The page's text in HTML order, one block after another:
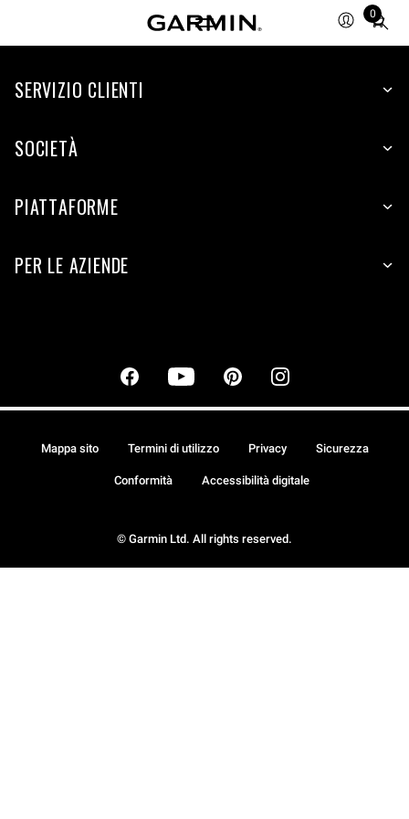
0
Total
SERVIZIO CLIENTI
SOCIETÀ
PIATTAFORME
PER LE AZIENDE
© Garmin Ltd. All rights reserved.
Mappa sito Termini di utilizzo Privacy Sicurezza
Conformità Accessibilità digitale